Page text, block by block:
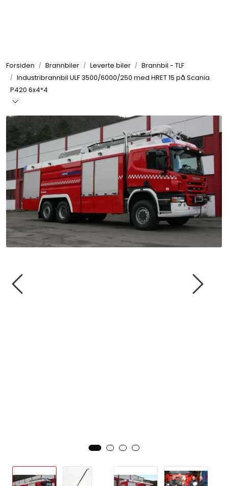
Forsiden Brannbiler Leverte biler
Brannbil - TLF
Industribrannbil ULF 3500/6000/250 med HRET 15 på Scania
P420 6x4*4
Produkter
Reservedeler
Nyheter
Om oss
Kvalitet og miljø